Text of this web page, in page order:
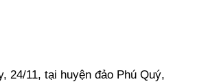
24/11, tại huyện đảo Phú Quý,